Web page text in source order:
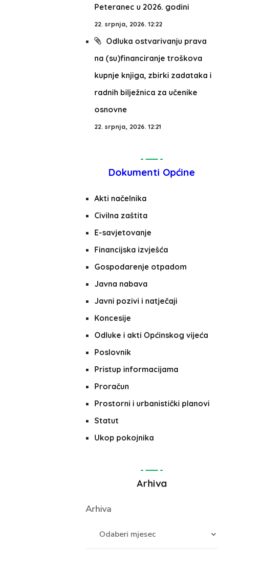
Peteranec u 2026. godini
22. srpnja, 2026. 12:22
Odluka ostvarivanju prava
na (su)financiranje troškova
kupnje knjiga, zbirki zadataka i
radnih bilježnica za učenike
osnovne
22. srpnja, 2026. 12:21
Dokumenti Općine
Akti načelnika
Civilna zaštita
E-savjetovanje
Financijska izvješća
Gospodarenje otpadom
Javna nabava
Javni pozivi i natječaji
Koncesije
Odluke i akti Općinskog vijeća
Poslovnik
Pristup informacijama
Proračun
Prostorni i urbanistički planovi
Statut
Ukop pokojnika
Arhiva
Arhiva